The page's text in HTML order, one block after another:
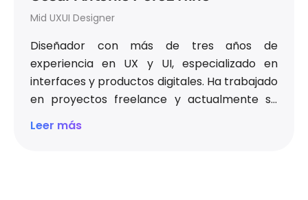
Mid UXUI Designer
Diseñador con más de tres años de
experiencia en UX y UI, especializado en
interfaces y productos digitales. Ha trabajado
en proyectos freelance y actualmente se
desempeña en Orbi. Le apasiona compartir
Leer más